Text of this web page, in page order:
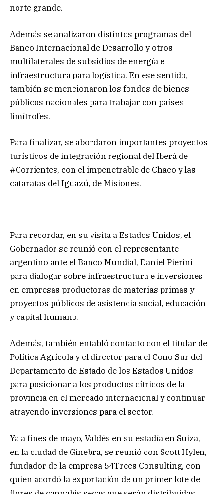
norte grande.
Además se analizaron distintos programas del
Banco Internacional de Desarrollo y otros
multilaterales de subsidios de energía e
infraestructura para logística. En ese sentido,
también se mencionaron los fondos de bienes
públicos nacionales para trabajar con países
limítrofes.
Para finalizar, se abordaron importantes proyectos
turísticos de integración regional del Iberá de
#Corrientes, con el impenetrable de Chaco y las
cataratas del Iguazú, de Misiones.
Para recordar, en su visita a Estados Unidos, el
Gobernador se reunió con el representante
argentino ante el Banco Mundial, Daniel Pierini
para dialogar sobre infraestructura e inversiones
en empresas productoras de materias primas y
proyectos públicos de asistencia social, educación
y capital humano.
Además, también entabló contacto con el titular de
Política Agrícola y el director para el Cono Sur del
Departamento de Estado de los Estados Unidos
para posicionar a los productos cítricos de la
provincia en el mercado internacional y continuar
atrayendo inversiones para el sector.
Ya a fines de mayo, Valdés en su estadía en Suiza,
en la ciudad de Ginebra, se reunió con Scott Hylen,
fundador de la empresa 54Trees Consulting, con
quien acordó la exportación de un primer lote de